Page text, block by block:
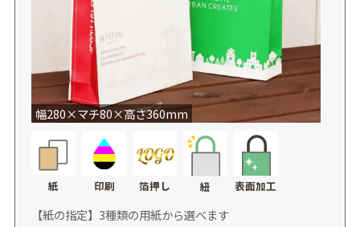
幅280×マチ80×高さ360mm
紙 印刷 箔押し 紐 表面加工
【紙の指定】3種類の用紙から選べます